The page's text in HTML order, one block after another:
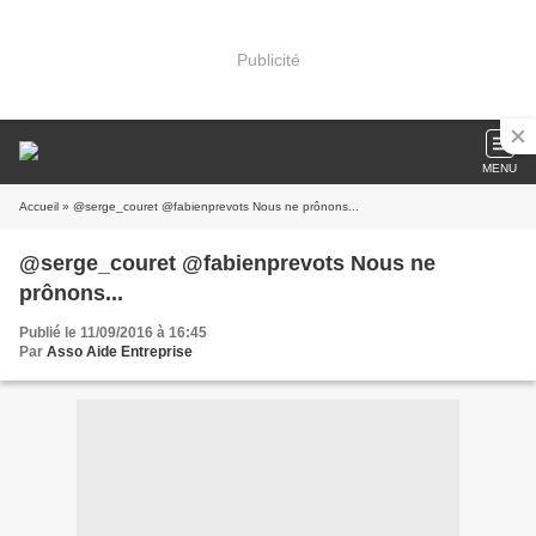
Publicité
MENU
Accueil » @serge_couret @fabienprevots Nous ne prônons...
@serge_couret @fabienprevots Nous ne
prônons...
Publié le 11/09/2016 à 16:45
Par Asso Aide Entreprise